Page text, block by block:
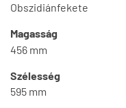
Obszidiánfekete
Magasság
456 mm
Szélesség
595 mm